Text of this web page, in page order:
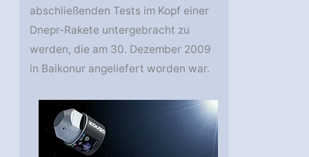
abschließenden Tests im Kopf einer
Dnepr-Rakete untergebracht zu
werden, die am 30. Dezember 2009
in Baikonur angeliefert worden war.